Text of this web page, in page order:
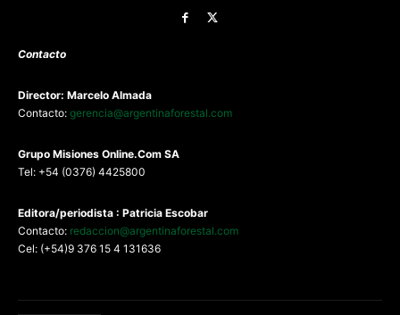
Contacto
Director: Marcelo Almada
Contacto: gerencia@argentinaforestal.com
Grupo Misiones Online.Com SA
Tel: +54 (0376) 4425800
Editora/periodista : Patricia Escobar
Contacto: redaccion@argentinaforestal.com
Cel: (+54)9 376 15 4 131636